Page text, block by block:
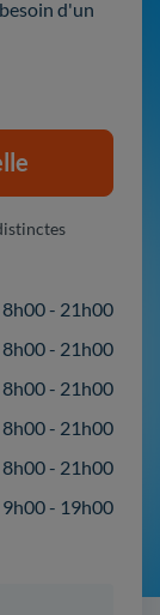
d'un
8h00 - 21h00
8h00 - 21h00
8h00 - 21h00
8h00 - 21h00
8h00 - 21h00
9h00 - 19h00